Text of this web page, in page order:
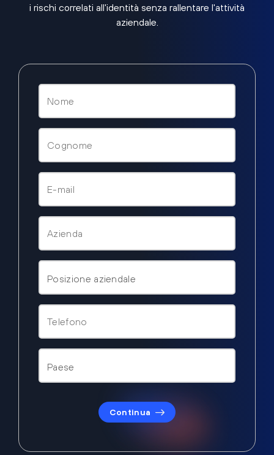
i rischi correlati all'identità senza rallentare l'attività
aziendale.
Continua